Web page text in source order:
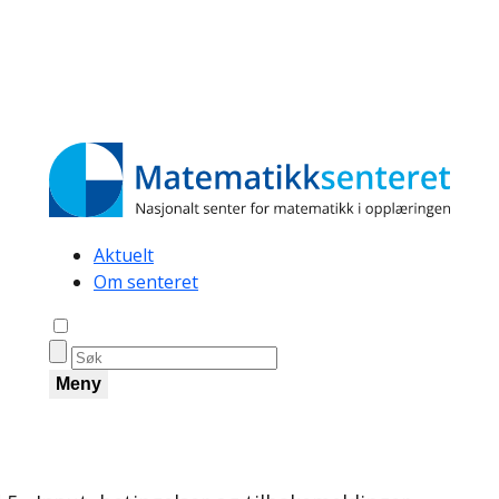
Secondary
navigation
Aktuelt
Om senteret
Meny